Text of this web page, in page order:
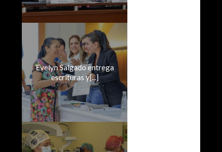
Evelyn Salgado entrega
escrituras y[...]